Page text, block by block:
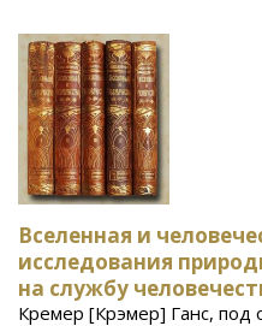
Вселенная и
исследования
на службу
Кремер [Крэмер] Ганс, под